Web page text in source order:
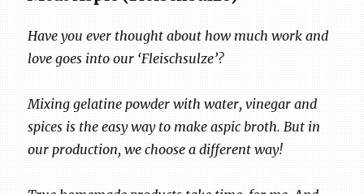
Have you ever thought about how much work and
love goes into our ‘Fleischsulze’?
Mixing gelatine powder with water, vinegar and
spices is the easy way to make aspic broth. But in
our production, we choose a different way!